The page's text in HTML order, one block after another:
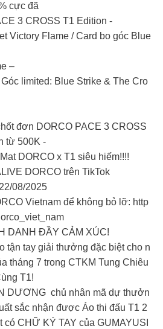
cực đã
3 CROSS T1 Edition -
Victory Flame / Card bo góc Blue
–
limited: Blue Strike & The Cro
đơn DORCO PACE 3 CROSS
từ 500K -
DORCO x T1 siêu hiếm!!!!
DORCO trên TikTok
08/2025
Vietnam để không bỏ lỡ: http
DANH ĐẦY CẢM XÚC!
tận tay giải thưởng đặc biệt cho n
tháng 7 trong CTKM Tung Chiêu
T1!
DƯƠNG chủ nhân mã dự thưởn
sắc nhận được Áo thi đấu T1 2
có CHỮ KÝ TAY của GUMAYUSI